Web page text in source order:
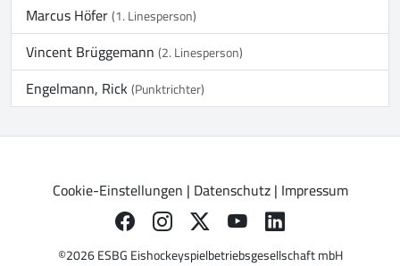
Marcus Höfer(1. Linesperson)
Vincent Brüggemann(2. Linesperson)
Engelmann, Rick(Punktrichter)
Cookie-Einstellungen | Datenschutz| Impressum
©2026 ESBG Eishockeyspielbetriebsgesellschaft mbH